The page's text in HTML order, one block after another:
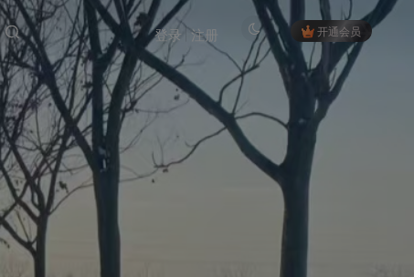
开通会员
登录 注册